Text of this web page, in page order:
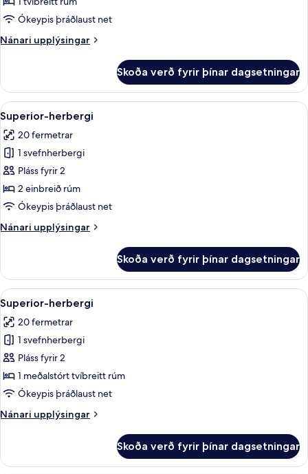
Ókeypis þráðlaust net
Nánari upplýsingar
Nánari
herbergi
Skoða verð fyrir þínar dagsetningar
Skoða
allar
myndir
fyrir
Superior-
herbergi
Míníbar, öryggishólf í herbergi,
2
Superior-herbergi
20 fermetrar
1 svefnherbergi
Pláss fyrir 2
2 einbreið rúm
Ókeypis þráðlaust net
Nánari upplýsingar
Nánari
herbergi
Skoða verð fyrir þínar dagsetningar
Skoða
allar
myndir
fyrir
Superior-
herbergi
Míníbar, öryggishólf í herbergi,
2
Superior-herbergi
20 fermetrar
1 svefnherbergi
Pláss fyrir 2
1 meðalstórt tvíbreitt rúm
Ókeypis þráðlaust net
Nánari upplýsingar
Nánari
herbergi
Skoða verð fyrir þínar dagsetningar